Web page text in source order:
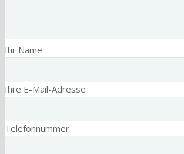
Ihr Name
Ihre E-Mail-Adresse
Telefonnummer